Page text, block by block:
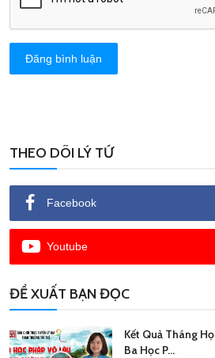
Đăng bình luận
THEO DÕI LÝ TỨ
Facebook
Youtube
ĐỀ XUẤT BẠN ĐỌC
Kết Quả Tháng
Ba Học P...